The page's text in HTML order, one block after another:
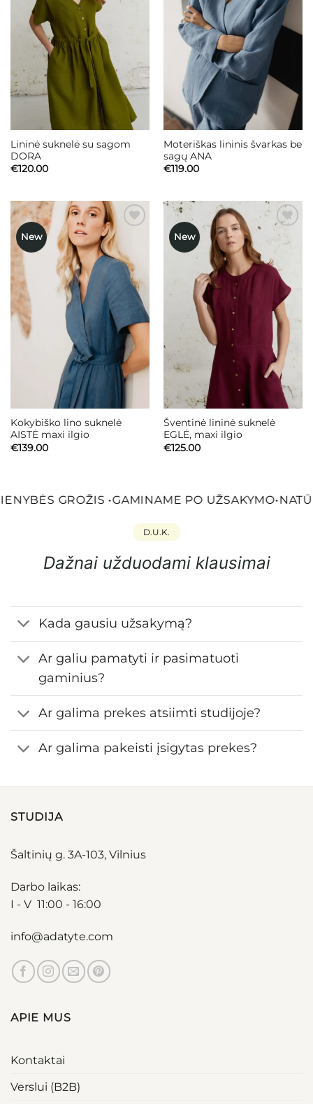
Lininė suknelė su sagom
DORA
€120.00
Moteriškas lininis švarkas be
sagų ANA
€119.00
New
Mėgstamiausias
Kokybiško lino suknelė
AISTĖ maxi ilgio
€139.00
New
Mėgstamiausias
Šventinė lininė suknelė
EGLĖ, maxi ilgio
€125.00
GROŽIS• GAMINAME PO UŽSAKYMO•
D.U.K.
Dažnai užduodami klausimai
Kada gausiu užsakymą?
Ar galiu pamatyti ir pasimatuoti
gaminius?
Ar galima prekes atsiimti studijoje?
Ar galima pakeisti įsigytas prekes?
STUDIJA
Šaltinių g. 3A-103, Vilnius
Darbo laikas:
I - V 11:00 - 16:00
info@adatyte.com
APIE MUS
Kontaktai
Verslui (B2B)